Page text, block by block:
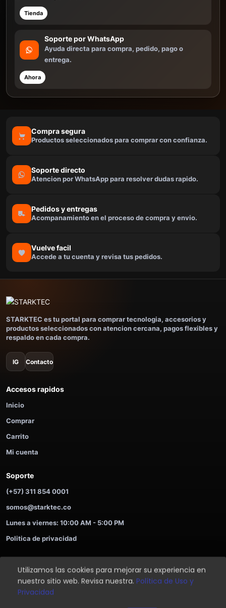
Tienda
Soporte por WhatsApp
Ayuda directa para compra, pedido, pago o
entrega.
Ahora
Compra segura
Productos seleccionados para comprar con confianza.
Soporte directo
Atencion por WhatsApp para resolver dudas rapido.
Pedidos y entregas
Acompanamiento en el proceso de compra y envio.
Vuelve facil
Accede a tu cuenta y revisa tus pedidos.
STARKTEC es tu portal para comprar tecnologia, accesorios y
productos seleccionados con atencion cercana, pagos flexibles y
respaldo en cada compra.
IG Contacto
Accesos rapidos
Inicio
Comprar
Carrito
Mi cuenta
Soporte
(+57) 311 854 0001
somos@starktec.co
Lunes a viernes: 10:00 AM - 5:00 PM
Politica de privacidad
2026STARKTEC. Compra ahora y paga despues.
SoportePrivacidad
Utilizamos las cookies para mejorar su experiencia en
nuestro sitio web. Revisa nuestra. Política de Uso y
Privacidad